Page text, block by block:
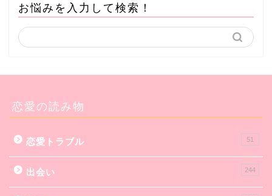
お悩みを入力して検索！
恋愛の読み物
恋愛トラブル 51
出会い 244